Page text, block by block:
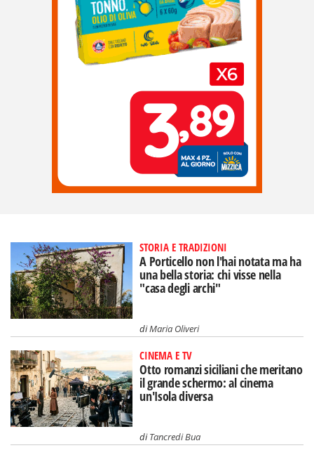
STORIA E TRADIZIONI
A Porticello non l'hai notata ma ha
una bella storia: chi visse nella
"casa degli archi"
diMaria Oliveri
CINEMA E TV
Otto romanzi siciliani che meritano
il grande schermo: al cinema
un'Isola diversa
diTancredi Bua